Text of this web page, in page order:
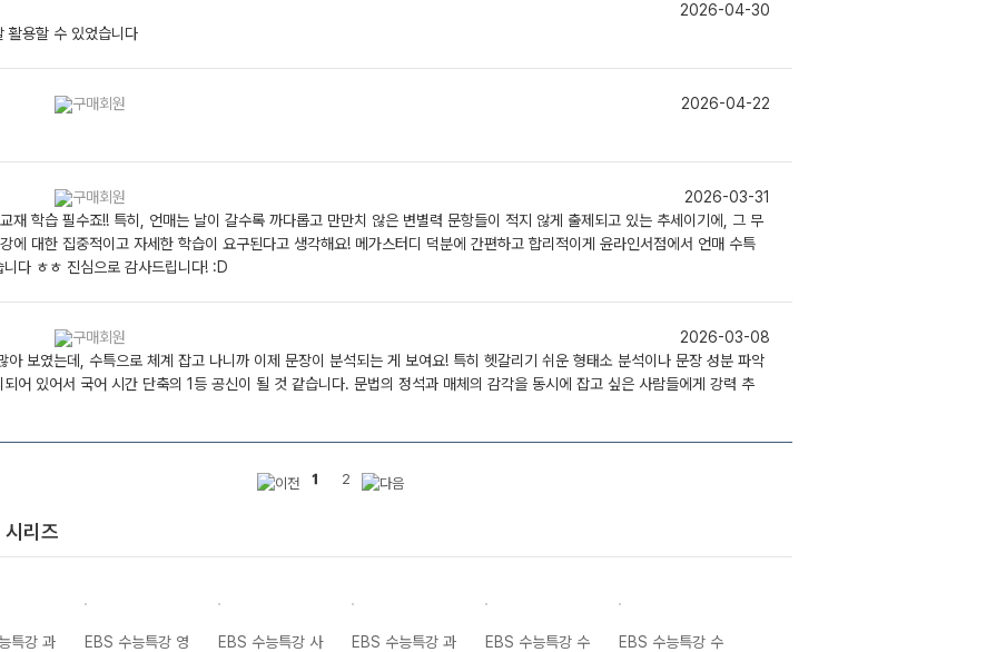
2026-04-30
활용할 수 있었습니다
2026-04-22
2026-03-31
재 학습 필수죠!! 특히, 언매는 날이 갈수록 까다롭고 만만치 않은 변별력 문항들이 적지 않게 출제되고 있는 추세이기에, 그 무
에 대한 집중적이고 자세한 학습이 요구된다고 생각해요! 메가스터디 덕분에 간편하고 합리적이게 윤라인서점에서 언매 수특
니다 ㅎㅎ 진심으로 감사드립니다! :D
2026-03-08
아 보였는데, 수특으로 체계 잡고 나니까 이제 문장이 분석되는 게 보여요! 특히 헷갈리기 쉬운 형태소 분석이나 문장 성분 파악
되어 있어서 국어 시간 단축의 1등 공신이 될 것 같습니다. 문법의 정석과 매체의 감각을 동시에 잡고 싶은 사람들에게 강력 추
1 2
시리즈
수능특강 영
EBS 수능특강 사
EBS 수능특강 과
EBS 수능특강 수
EBS 수능특강 수
EBS 수능특강 수